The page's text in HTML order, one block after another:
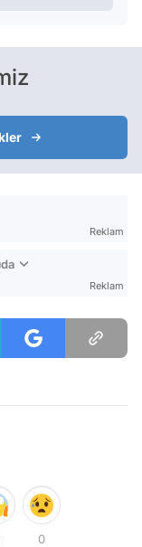
Reklam
Reklam
0